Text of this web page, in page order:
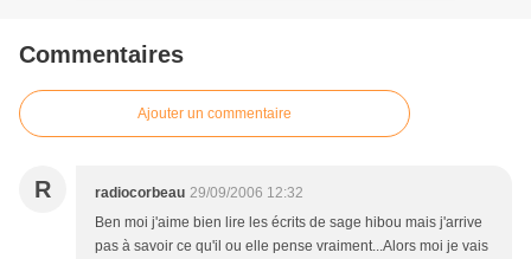
Commentaires
Ajouter un commentaire
R radiocorbeau 29/09/2006 12:32
Ben moi j'aime bien lire les écrits de sage hibou mais j'arrive
pas à savoir ce qu'il ou elle pense vraiment...Alors moi je vais